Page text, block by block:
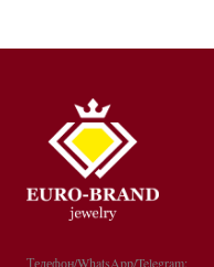
Телефон/WhatsApp/Telegram: